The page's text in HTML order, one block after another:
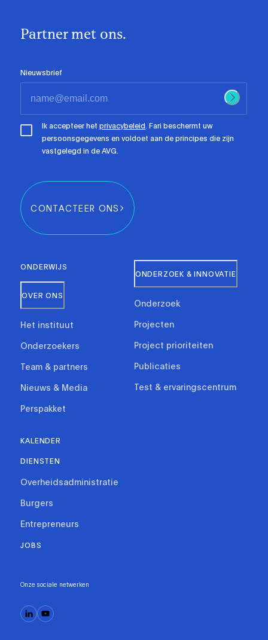
Partner met ons.
Nieuwsbrief
Ik accepteer hetprivacybeleid. Fari beschermt uw
persoonsgegevens en voldoet aan de principes die zijn
vastgelegd in de AVG.
CONTACTEER ONS
ONDERWIJS
OVER ONS
Het instituut
Onderzoekers
Team & partners
Nieuws & Media
Perspakket
ONDERZOEK & INNOVATIE
Onderzoek
Projecten
Project prioriteiten
Publicaties
Test & ervaringscentrum
KALENDER
DIENSTEN
Overheidsadministratie
Burgers
Entrepreneurs
JOBS
Onze sociale netwerken